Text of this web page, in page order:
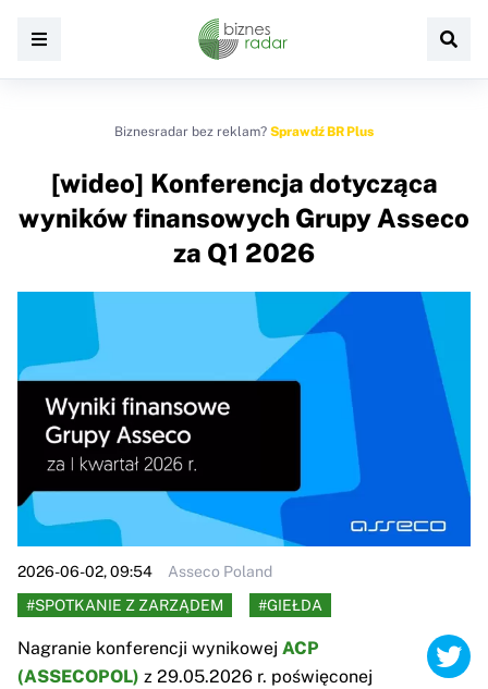
Biznesradar bez reklam? Sprawdź BR Plus
[wideo] Konferencja dotycząca
wyników finansowych Grupy Asseco
za Q1 2026
2026-06-02, 09:54
Asseco Poland
#SPOTKANIE Z ZARZĄDEM
#GIEŁDA
Nagranie konferencji wynikowej ACP
(ASSECOPOL) z 29.05.2026 r. poświęconej